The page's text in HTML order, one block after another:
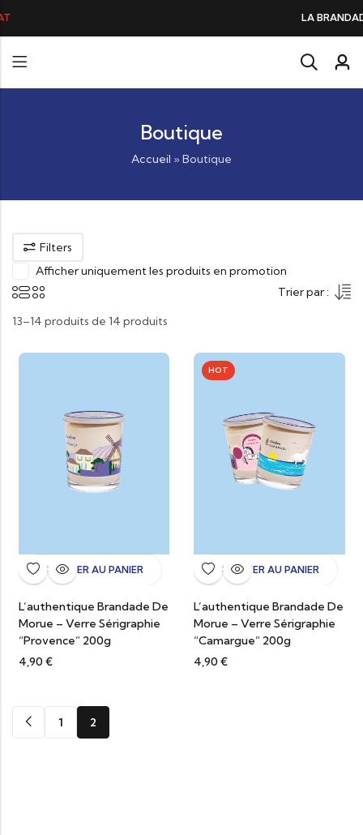
LA BRANDADE DE MORUE
Boutique
Accueil » Boutique
Filters
Afficher uniquement les produits en promotion
Trier par :
13–14 produits de 14 produits
AJOUTER AU PANIER
L’authentique Brandade De
Morue – Verre Sérigraphie
“Provence” 200g
4,90 €
HOT
AJOUTER AU PANIER
L’authentique Brandade De
Morue – Verre Sérigraphie
“Camargue” 200g
4,90 €
1 2